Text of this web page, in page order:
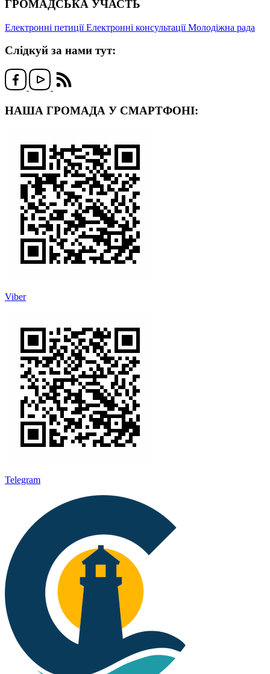
ГРОМАДСЬКА УЧАСТЬ
Електронні петиціїЕлектронні консультаціїМолодіжна рада
Слідкуй за нами тут:
НАША ГРОМАДА У СМАРТФОНІ:
Viber
Telegram